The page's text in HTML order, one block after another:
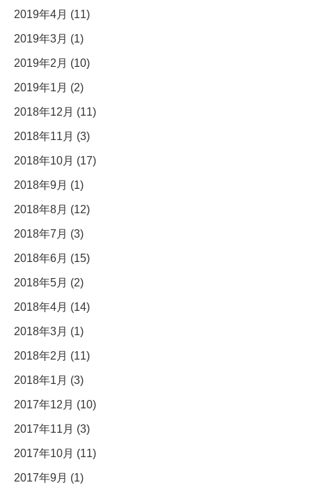
2019年4月 (11)
2019年3月 (1)
2019年2月 (10)
2019年1月 (2)
2018年12月 (11)
2018年11月 (3)
2018年10月 (17)
2018年9月 (1)
2018年8月 (12)
2018年7月 (3)
2018年6月 (15)
2018年5月 (2)
2018年4月 (14)
2018年3月 (1)
2018年2月 (11)
2018年1月 (3)
2017年12月 (10)
2017年11月 (3)
2017年10月 (11)
2017年9月 (1)